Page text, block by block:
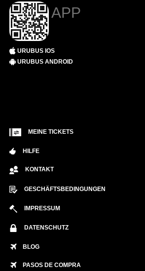
APP
URUBUS IOS
URUBUS ANDROID
MEINE TICKETS
HILFE
KONTAKT
GESCHÄFTSBEDINGUNGEN
IMPRESSUM
DATENSCHUTZ
BLOG
PASOS DE COMPRA